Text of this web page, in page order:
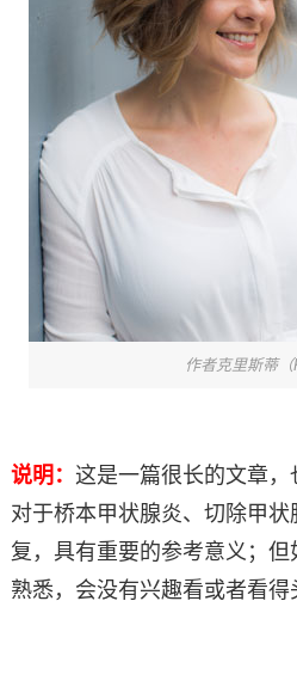
作者克里斯蒂（
说明： 这是一篇很长的文章，
对于桥本甲状腺炎、切除甲
复，具有重要的参考意义；
熟悉，会没有兴趣看或者看得